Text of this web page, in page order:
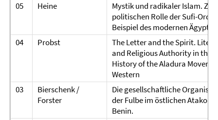
05
Heine
Mystik und radikaler Islam. Zur
politischen Rolle der Sufi-
Beispiel des modernen
04
Probst
The Letter and the Spirit.
and Religious Authority in the
History of the Aladura
Western
03
Bierschenk /
Forster
Die gesellschaftliche
der Fulbe im östlichen Atakora/
Benin.